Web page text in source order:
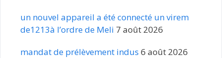
un nouvel appareil a été connecté un virem
de1213à l’ordre de Meli 7 août 2026
mandat de prélèvement indus 6 août 2026